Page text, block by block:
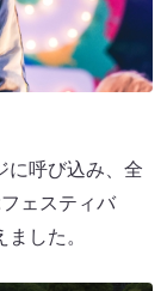
に呼び込み、全
ェスティバ
した。